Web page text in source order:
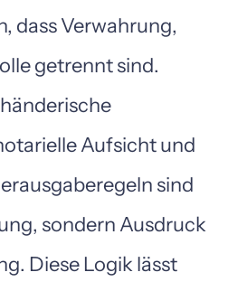
dass
getrennt
Aufsicht
sondern
Diese Logik